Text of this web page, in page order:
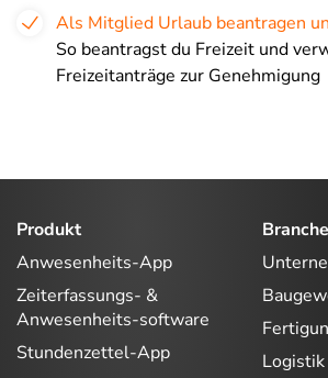
Als Mitglied Urlaub beantragen
So beantragst du Freizeit und
Freizeitanträge zur Genehmigung
Produkt
Anwesenheits-App
Zeiterfassungs- &
Anwesenheits-software
Stundenzettel-App
Logistik